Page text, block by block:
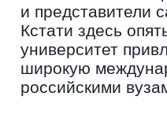
и представители
Кстати здесь
университет
широкую
российскими